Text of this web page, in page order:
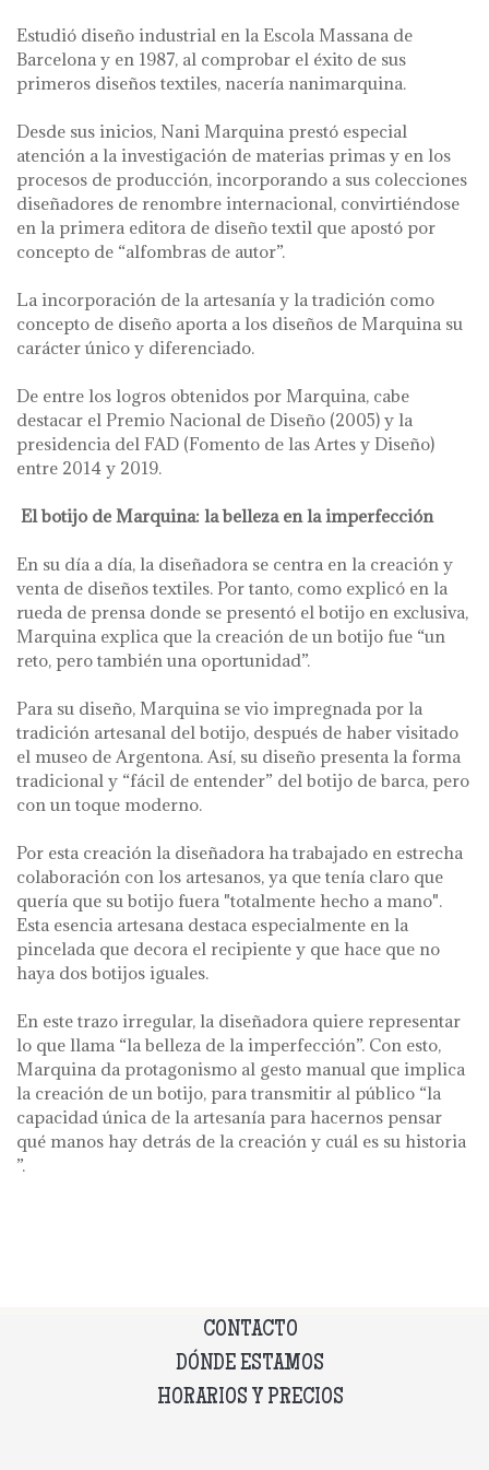
Estudió diseño industrial en la Escola Massana de
Barcelona y en 1987, al comprobar el éxito de sus
primeros diseños textiles, nacería nanimarquina.
Desde sus inicios, Nani Marquina prestó especial
atención a la investigación de materias primas y en los
procesos de producción, incorporando a sus colecciones
diseñadores de renombre internacional, convirtiéndose
en la primera editora de diseño textil que apostó por
concepto de “alfombras de autor”.
La incorporación de la artesanía y la tradición como
concepto de diseño aporta a los diseños de Marquina su
carácter único y diferenciado.
De entre los logros obtenidos por Marquina, cabe
destacar el Premio Nacional de Diseño (2005) y la
presidencia del FAD (Fomento de las Artes y Diseño)
entre 2014 y 2019.
El botijo de Marquina: la belleza en la imperfección
En su día a día, la diseñadora se centra en la creación y
venta de diseños textiles. Por tanto, como explicó en la
rueda de prensa donde se presentó el botijo en exclusiva,
Marquina explica que la creación de un botijo fue “un
reto, pero también una oportunidad”.
Para su diseño, Marquina se vio impregnada por la
tradición artesanal del botijo, después de haber visitado
el museo de Argentona. Así, su diseño presenta la forma
tradicional y “fácil de entender” del botijo de barca, pero
con un toque moderno.
Por esta creación la diseñadora ha trabajado en estrecha
colaboración con los artesanos, ya que tenía claro que
quería que su botijo fuera "totalmente hecho a mano".
Esta esencia artesana destaca especialmente en la
pincelada que decora el recipiente y que hace que no
haya dos botijos iguales.
En este trazo irregular, la diseñadora quiere representar
lo que llama “la belleza de la imperfección”. Con esto,
Marquina da protagonismo al gesto manual que implica
la creación de un botijo, para transmitir al público “la
capacidad única de la artesanía para hacernos pensar
qué manos hay detrás de la creación y cuál es su historia
”.
CONTACTO
DÓNDE ESTAMOS
HORARIOS Y PRECIOS